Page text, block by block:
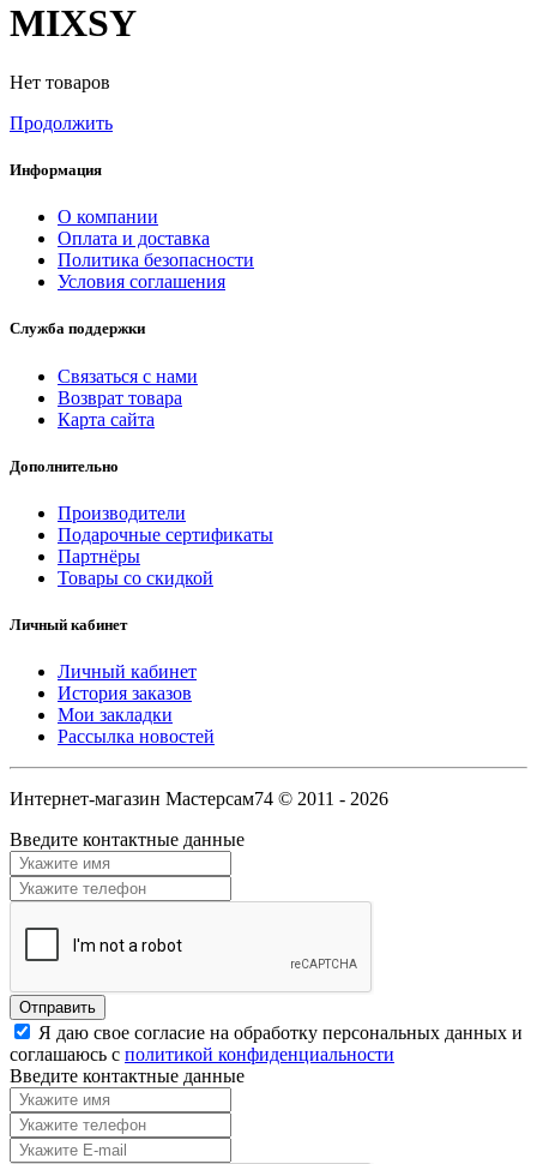
MIXSY
Нет товаров
Продолжить
Информация
О компании
Оплата и доставка
Политика безопасности
Условия соглашения
Служба поддержки
Связаться с нами
Возврат товара
Карта сайта
Дополнительно
Производители
Подарочные сертификаты
Партнёры
Товары со скидкой
Личный кабинет
Личный кабинет
История заказов
Мои закладки
Рассылка новостей
Интернет-магазин Мастерсам74 © 2011 - 2026
Введите контактные данные
Я даю свое согласие на обработку персональных данных и
соглашаюсь с политикой конфиденциальности
Введите контактные данные